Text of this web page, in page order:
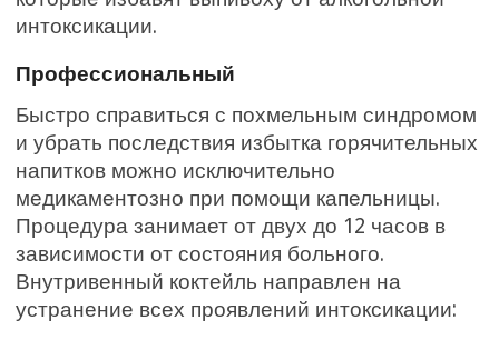
интоксикации.
Профессиональный
Быстро справиться с похмельным синдромом
и убрать последствия избытка горячительных
напитков можно исключительно
медикаментозно при помощи капельницы.
Процедура занимает от двух до 12 часов в
зависимости от состояния больного.
Внутривенный коктейль направлен на
устранение всех проявлений интоксикации: